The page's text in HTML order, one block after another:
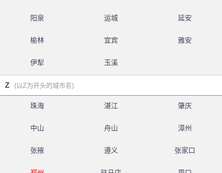
阳泉 运城 延安
榆林 宜宾 雅安
伊犁 玉溪
Z (以Z为开头的城市名)
珠海 湛江 肇庆
中山 舟山 漳州
张掖 遵义 张家口